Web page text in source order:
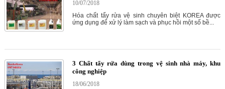
10/07/2018
Hóa chất tẩy rửa vệ sinh chuyên biệt KOREA được
ứng dụng để xử lý làm sạch và phục hồi một số bề...
3 Chất tẩy rửa dùng trong vệ sinh nhà máy, khu
công nghiệp
18/06/2018